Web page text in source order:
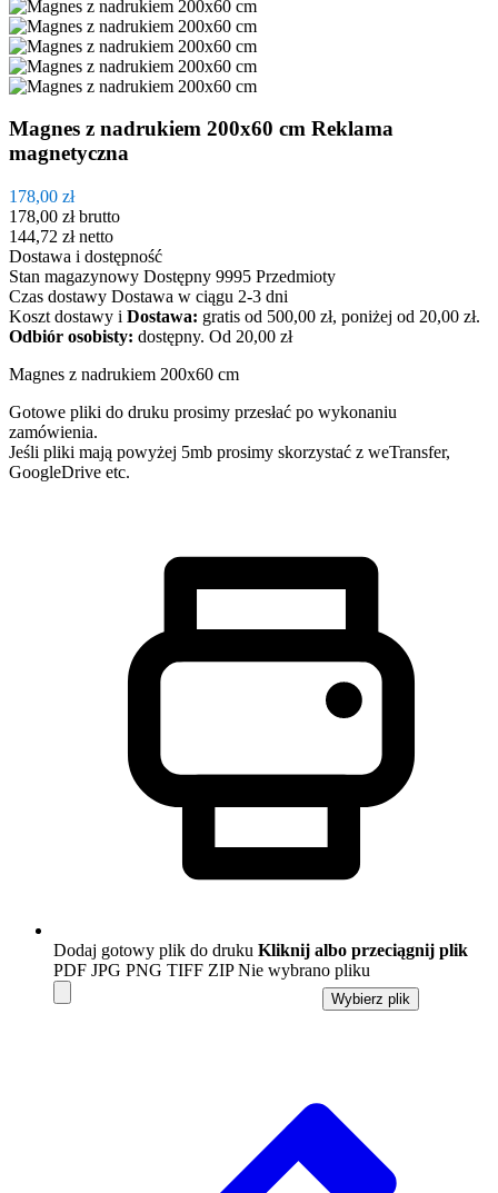
Magnes z nadrukiem 200x60 cm Reklama
magnetyczna
178,00 zł
178,00 zł brutto
144,72 zł netto
Dostawa i dostępność
Stan magazynowy Dostępny 9995 Przedmioty
Czas dostawy Dostawa w ciągu 2-3 dni
Koszt dostawy i Dostawa: gratis od 500,00 zł, poniżej od 20,00 zł.
Odbiór osobisty: dostępny. Od 20,00 zł
Magnes z nadrukiem 200x60 cm
Gotowe pliki do druku prosimy przesłać po wykonaniu
zamówienia.
Jeśli pliki mają powyżej 5mb prosimy skorzystać z weTransfer,
GoogleDrive etc.
Dodaj gotowy plik do druku Kliknij albo przeciągnij plik
PDF JPG PNG TIFF ZIP Nie wybrano pliku
Wybierz plik